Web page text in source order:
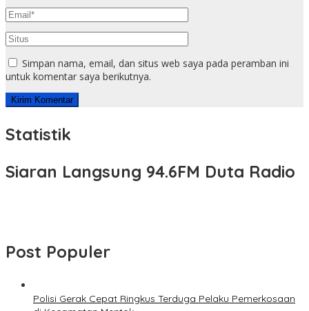
Simpan nama, email, dan situs web saya pada peramban ini
untuk komentar saya berikutnya.
Statistik
Siaran Langsung 94.6FM Duta Radio
Post Populer
Polisi Gerak Cepat Ringkus Terduga Pelaku Pemerkosaan